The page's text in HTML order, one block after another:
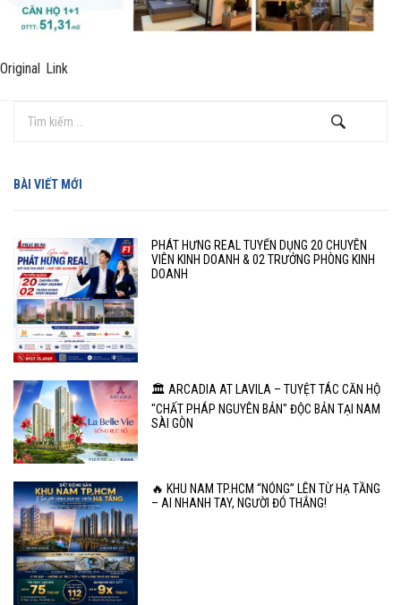
Original Link
BÀI VIẾT MỚI
PHÁT HƯNG REAL TUYỂN DỤNG 20 CHUYÊN
VIÊN KINH DOANH & 02 TRƯỞNG PHÒNG KINH
DOANH
🏛️ ARCADIA AT LAVILA – TUYỆT TÁC CĂN HỘ
"CHẤT PHÁP NGUYÊN BẢN" ĐỘC BẢN TẠI NAM
SÀI GÒN
🔥 KHU NAM TP.HCM “NÓNG” LÊN TỪ HẠ TẦNG
– AI NHANH TAY, NGƯỜI ĐÓ THẮNG!